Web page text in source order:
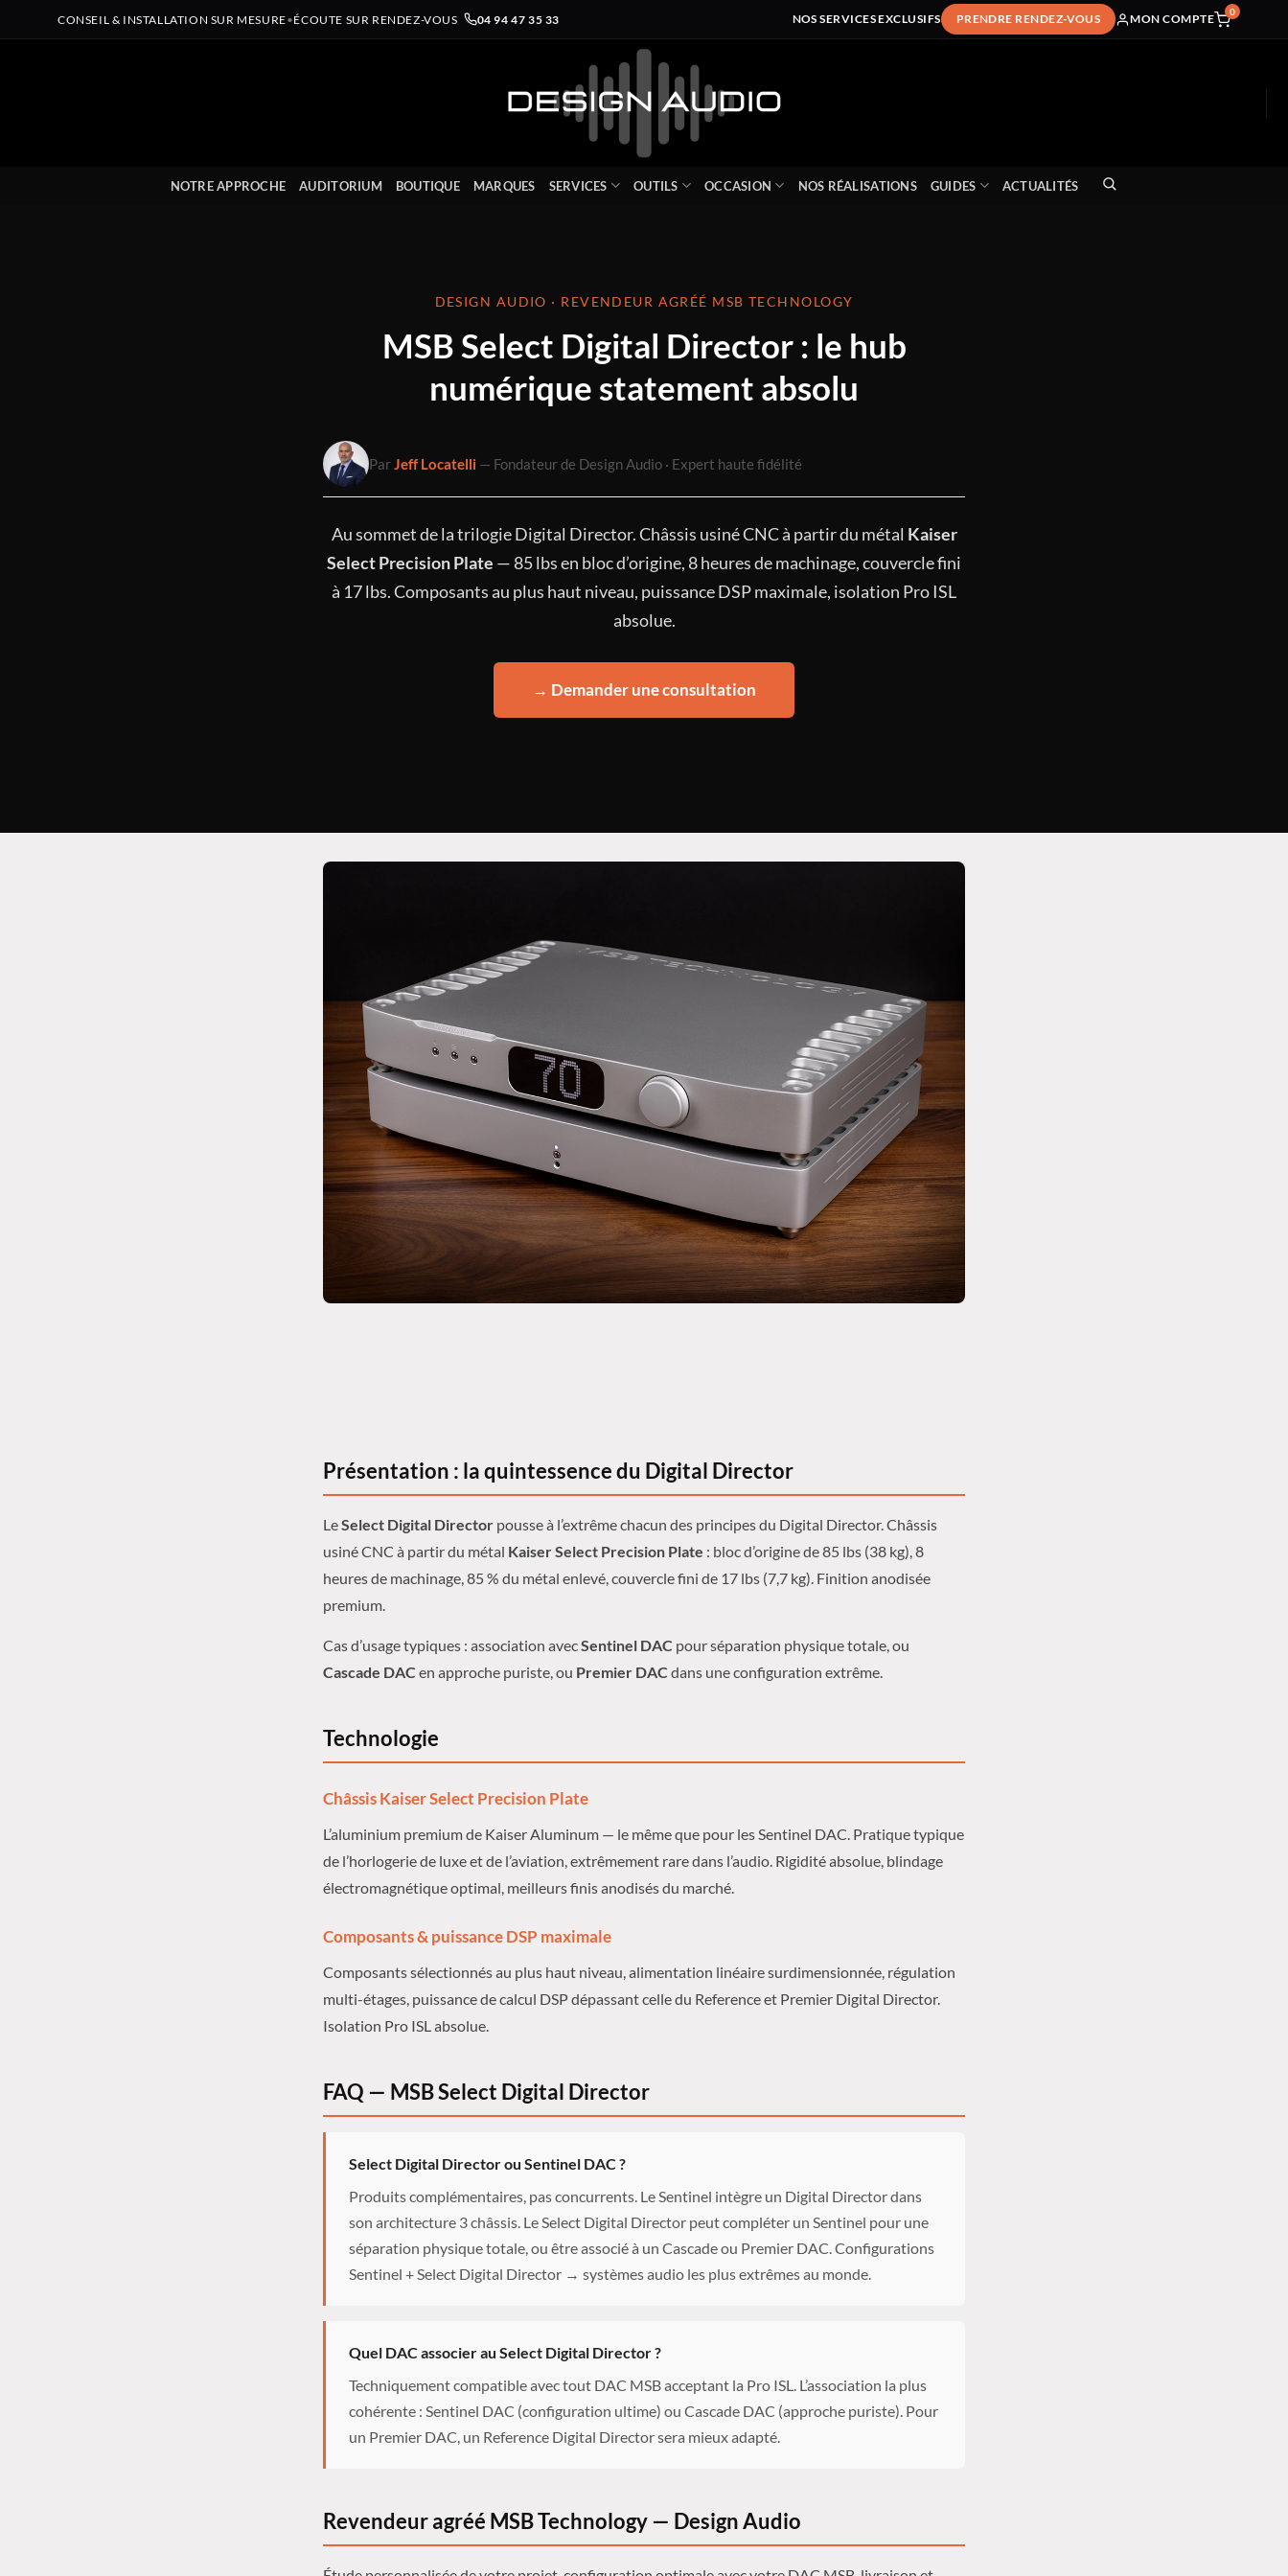
CONSEIL & INSTALLATION SUR MESURE•ÉCOUTE SUR RENDEZ-VOUS 04 94 47 35 33 NOS SERVICES EXCLUSIFS PRENDRE RENDEZ-VOUS MON COMPTE
0
NOTRE APPROCHE AUDITORIUM BOUTIQUE MARQUES SERVICES OUTILS OCCASION NOS RÉALISATIONS GUIDES ACTUALITÉS
DESIGN AUDIO · REVENDEUR AGRÉÉ MSB TECHNOLOGY
MSB Select Digital Director : le hub
numérique statement absolu
Par Jeff Locatelli — Fondateur de Design Audio · Expert haute fidélité
Au sommet de la trilogie Digital Director. Châssis usiné CNC à partir du métal Kaiser
Select Precision Plate — 85 lbs en bloc d’origine, 8 heures de machinage, couvercle fini
à 17 lbs. Composants au plus haut niveau, puissance DSP maximale, isolation Pro ISL
absolue.
→ Demander une consultation
Présentation : la quintessence du Digital Director
LeSelect Digital Director pousse à l’extrême chacun des principes du Digital Director. Châssis
usiné CNC à partir du métal Kaiser Select Precision Plate : bloc d’origine de 85 lbs (38 kg), 8
heures de machinage, 85 % du métal enlevé, couvercle fini de 17 lbs (7,7 kg). Finition anodisée
premium.
Cas d’usage typiques : association avecSentinel DAC pour séparation physique totale, ou
Cascade DAC en approche puriste, ou Premier DAC dans une configuration extrême.
Technologie
Châssis Kaiser Select Precision Plate
L’aluminium premium de Kaiser Aluminum — le même que pour les Sentinel DAC. Pratique typique
de l’horlogerie de luxe et de l’aviation, extrêmement rare dans l’audio. Rigidité absolue, blindage
électromagnétique optimal, meilleurs finis anodisés du marché.
Composants & puissance DSP maximale
Composants sélectionnés au plus haut niveau, alimentation linéaire surdimensionnée, régulation
multi-étages, puissance de calcul DSP dépassant celle du Reference et Premier Digital Director.
Isolation Pro ISL absolue.
FAQ — MSB Select Digital Director
Select Digital Director ou Sentinel DAC ?
Produits complémentaires, pas concurrents. Le Sentinel intègre un Digital Director dans
son architecture 3 châssis. Le Select Digital Director peut compléter un Sentinel pour une
séparation physique totale, ou être associé à un Cascade ou Premier DAC. Configurations
Sentinel + Select Digital Director → systèmes audio les plus extrêmes au monde.
Quel DAC associer au Select Digital Director ?
Techniquement compatible avec tout DAC MSB acceptant la Pro ISL. L’association la plus
cohérente : Sentinel DAC (configuration ultime) ou Cascade DAC (approche puriste). Pour
un Premier DAC, un Reference Digital Director sera mieux adapté.
Revendeur agréé MSB Technology — Design Audio